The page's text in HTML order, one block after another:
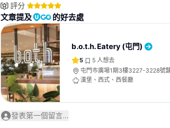
評分
文章提及 的好去處
b.o.t.h. Eatery (屯門)
5 5 人想去
屯門市廣場1期3樓3227-3228號
漢堡、西式、西餐廳
發表第一個留言...